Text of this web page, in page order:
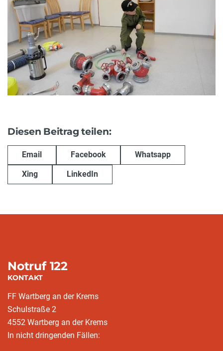
Diesen Beitrag teilen:
Email Facebook Whatsapp
Xing LinkedIn
Notruf 122
KONTAKT
FF Wartberg an der Krems
Schulstraße 2
4552 Wartberg an der Krems
In nicht dringenden Fällen: